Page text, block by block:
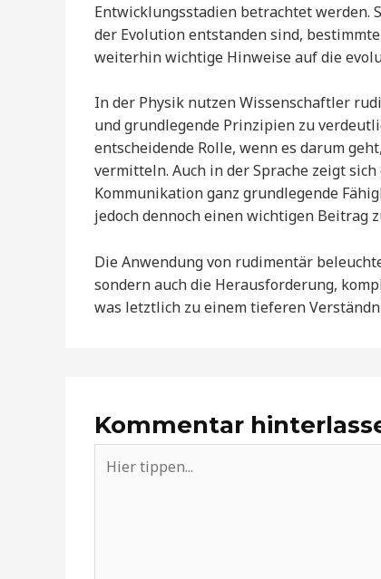
Entwicklungsstadien betrachtet werden.
der Evolution entstanden sind,
weiterhin wichtige Hinweise auf die
In der Physik nutzen Wissenschaftler
und grundlegende Prinzipien zu
entscheidende Rolle, wenn es darum
vermitteln. Auch in der Sprache zeigt
Kommunikation ganz grundlegende
jedoch dennoch einen wichtigen Beitrag
Die Anwendung von rudimentär
sondern auch die Herausforderung,
was letztlich zu einem tieferen
Kommentar
tippen...